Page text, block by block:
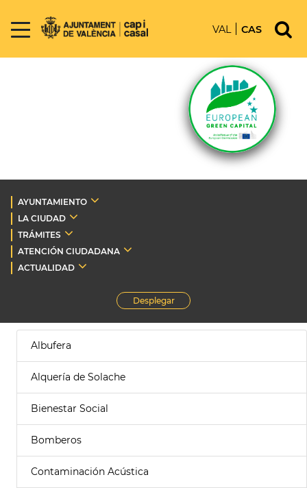
VAL CAS
AYUNTAMIENTO
LA CIUDAD
TRÁMITES
ATENCIÓN CIUDADANA
ACTUALIDAD
Desplegar
Albufera
Alquería de Solache
Bienestar Social
Bomberos
Contaminación Acústica